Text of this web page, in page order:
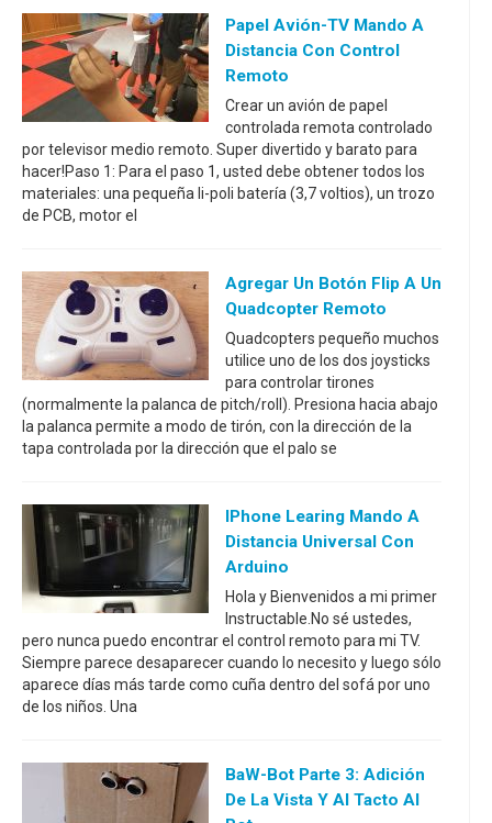
Papel Avión-TV Mando A
Distancia Con Control
Remoto
Crear un avión de papel
controlada remota controlado
por televisor medio remoto. Super divertido y barato para
hacer!Paso 1: Para el paso 1, usted debe obtener todos los
materiales: una pequeña li-poli batería (3,7 voltios), un trozo
de PCB, motor el
Agregar Un Botón Flip A Un
Quadcopter Remoto
Quadcopters pequeño muchos
utilice uno de los dos joysticks
para controlar tirones
(normalmente la palanca de pitch/roll). Presiona hacia abajo
la palanca permite a modo de tirón, con la dirección de la
tapa controlada por la dirección que el palo se
IPhone Learing Mando A
Distancia Universal Con
Arduino
Hola y Bienvenidos a mi primer
Instructable.No sé ustedes,
pero nunca puedo encontrar el control remoto para mi TV.
Siempre parece desaparecer cuando lo necesito y luego sólo
aparece días más tarde como cuña dentro del sofá por uno
de los niños. Una
BaW-Bot Parte 3: Adición
De La Vista Y Al Tacto Al